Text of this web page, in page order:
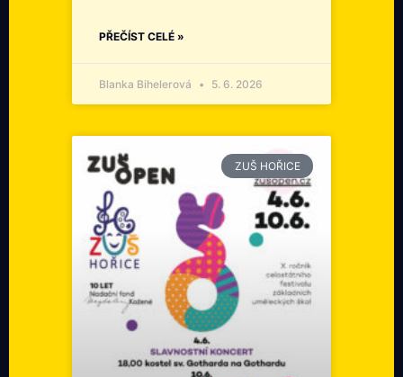
PŘEČÍST CELÉ »
Blanka Bihelerová 5. 6. 2026
ZUŠ HOŘICE